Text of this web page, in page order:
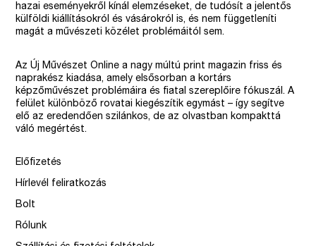
hazai eseményekről kínál elemzéseket, de tudósít a jelentős
külföldi kiállításokról és vásárokról is, és nem függetleníti
magát a művészeti közélet problémáitól sem.
Az Új Művészet Online a nagy múltú print magazin friss és
naprakész kiadása, amely elsősorban a kortárs
képzőművészet problémáira és fiatal szereplőire fókuszál. A
felület különböző rovatai kiegészítik egymást – így segítve
elő az eredendően szilánkos, de az olvastban kompakttá
váló megértést.
Előfizetés
Hírlevél feliratkozás
Bolt
Rólunk